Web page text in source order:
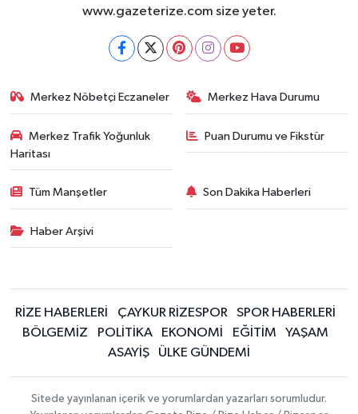
www.gazeterize.com size yeter.
Merkez Nöbetçi Eczaneler Merkez Hava Durumu
Merkez Trafik Yoğunluk
Haritası
Puan Durumu ve Fikstür
Tüm Manşetler Son Dakika Haberleri
Haber Arşivi
RİZE HABERLERİ ÇAYKUR RİZESPOR
SPOR HABERLERİ
BÖLGEMİZ
POLİTİKA EKONOMİ EĞİTİM
YAŞAM
ASAYİŞ
ÜLKE GÜNDEMİ
Sitede yayınlanan içerik ve yorumlardan yazarları sorumludur.